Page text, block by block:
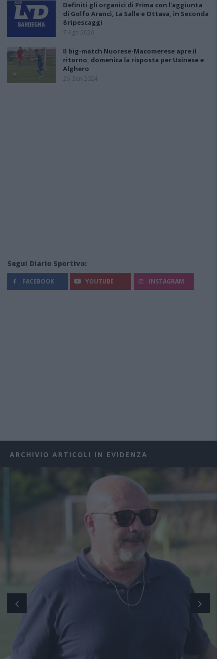
Definiti gli organici di Prima con l'aggiunta
di Golfo Aranci, La Salle e Ottava, in Seconda
8 ripescaggi
7 Ago 2026
Il big-match Nuorese-Macomerese apre il
ritorno, domenica la risposta per Usinese e
Alghero
26 Gen 2024
Segui Diario Sportivo:
FACEBOOK YOUTUBE INSTAGRAM
ARCHIVIO ARTICOLI IN EVIDENZA